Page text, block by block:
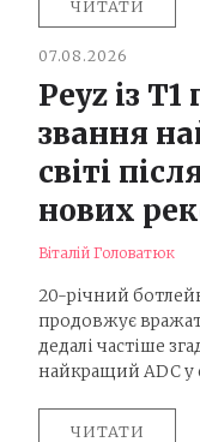
ЧИТАТИ
07.08.2026
Peyz із
звання
світі
нових
Віталій Головатюк
20-річний
продовжує
дедалі частіше
найкращий ADC у
ЧИТАТИ